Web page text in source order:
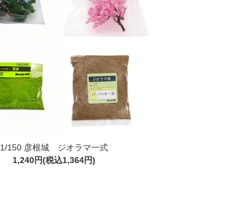
1/150 彦根城 ジオラマ一式
1,240円(税込1,364円)